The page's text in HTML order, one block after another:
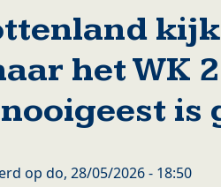
het WK
is
op do, 28/05/2026 - 18:50